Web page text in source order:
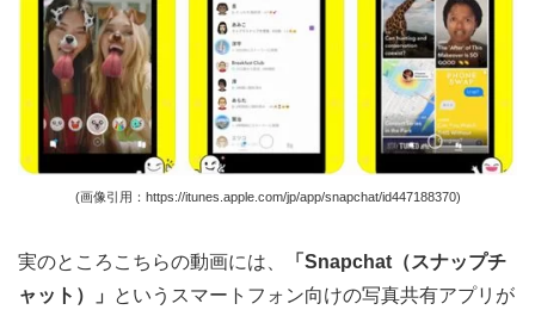
(画像引用：https://itunes.apple.com/jp/app/snapchat/id447188370)
実のところこちらの動画には、
「Snapchat（スナップチ
ャット）」
というスマートフォン向けの写真共有アプリが